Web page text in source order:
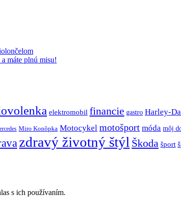
máte plnú misu!
elektromobil financie gastro Harley-
Miro Konôpka Motocykel motošport móda môj
zdravý životný štýl Škoda šport
s ich používaním.